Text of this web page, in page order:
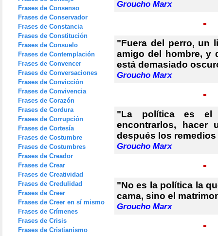
Frases de Consenso
Frases de Conservador
Frases de Constancia
Frases de Constitución
Frases de Consuelo
Frases de Contemplación
Frases de Convencer
Frases de Conversaciones
Frases de Convicción
Frases de Convivencia
Frases de Corazón
Frases de Cordura
Frases de Corrupción
Frases de Cortesía
Frases de Costumbre
Frases de Costumbres
Frases de Creador
Frases de Crear
Frases de Creatividad
Frases de Credulidad
Frases de Creer
Frases de Creer en sí mismo
Frases de Crímenes
Frases de Crisis
Frases de Cristianismo
Groucho Marx
"Fuera del perro, un
amigo del hombre, y
está demasiado
Groucho Marx
"La política es el
encontrarlos, hacer
después los
Groucho Marx
"No es la política la
cama, sino el
Groucho Marx